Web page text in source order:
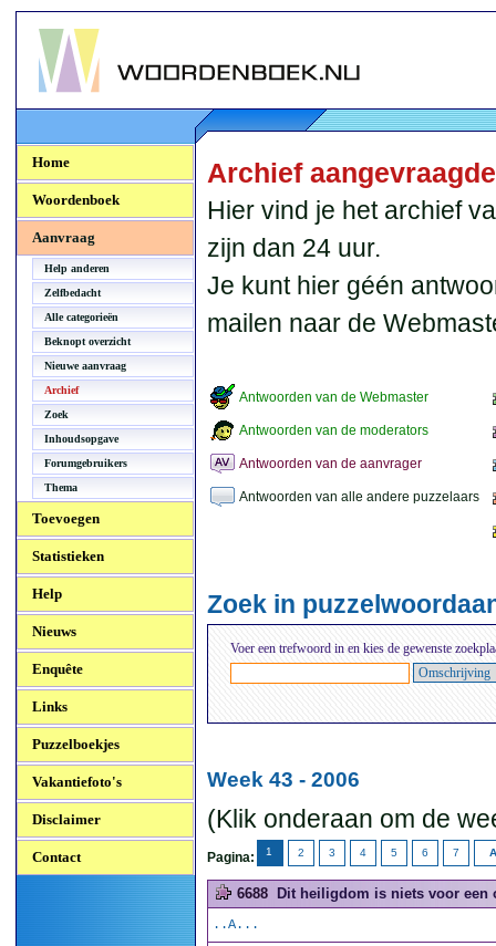
Woordenboek.NU
Home
Woordenboek
Aanvraag
Help anderen
Zelfbedacht
Alle categorieën
Beknopt overzicht
Nieuwe aanvraag
Archief
Zoek
Inhoudsopgave
Forumgebruikers
Thema
Toevoegen
Statistieken
Help
Nieuws
Enquête
Links
Puzzelboekjes
Vakantiefoto's
Disclaimer
Contact
Archief
Hier vind je het archief
zijn dan 24 uur.
Je kunt hier géén
mailen naar de
Antwoorden van de Webmaster
Antwoorden van de moderators
Antwoorden van de aanvrager
Antwoorden van alle andere puzzelaars
Zoek in
Voer een trefwoord in en kies de gewenste
Week 43 - 2006
(Klik onderaan om de
Pagina: 1 2 3 4 5 6 7
6688 Dit heiligdom is niets voor een
..A...